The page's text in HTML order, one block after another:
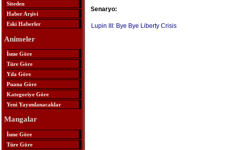
Siteden
Haber Arşivi
Eski Haberler
Animeler
İsme Göre
Türe Göre
Yıla Göre
Puana Göre
Kategoriye Göre
Yeni Yayımlanacaklar
Mangalar
İsme Göre
Türe Göre
Senaryo:
Lupin III: Bye Bye Liberty Crisis